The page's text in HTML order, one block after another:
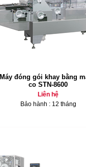
Máy đóng gói khay bằng
co STN-8600
Liên hệ
Bảo hành : 12 tháng